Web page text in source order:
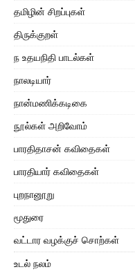
தமிழின் சிறப்புகள்
திருக்குறள்
ந உதயநிதி பாடல்கள்
நாலடியார்
நான்மணிக்கடிகை
நூல்கள் அறிவோம்
பாரதிதாசன் கவிதைகள்
பாரதியார் கவிதைகள்
புறநானூறு
மூதுரை
வட்டார வழக்குச் சொற்கள்
உடல் நலம்